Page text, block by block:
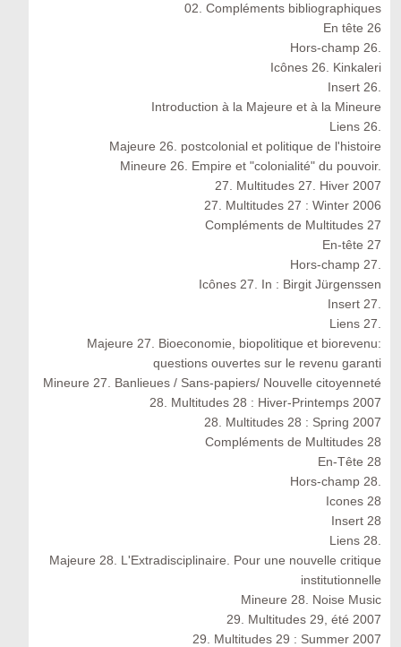
02. Compléments bibliographiques
En tête 26
Hors-champ 26.
Icônes 26. Kinkaleri
Insert 26.
Introduction à la Majeure et à la Mineure
Liens 26.
Majeure 26. postcolonial et politique de l'histoire
Mineure 26. Empire et "colonialité" du pouvoir.
27. Multitudes 27. Hiver 2007
27. Multitudes 27 : Winter 2006
Compléments de Multitudes 27
En-tête 27
Hors-champ 27.
Icônes 27. In : Birgit Jürgenssen
Insert 27.
Liens 27.
Majeure 27. Bioeconomie, biopolitique et biorevenu:
questions ouvertes sur le revenu garanti
Mineure 27. Banlieues / Sans-papiers/ Nouvelle citoyenneté
28. Multitudes 28 : Hiver-Printemps 2007
28. Multitudes 28 : Spring 2007
Compléments de Multitudes 28
En-Tête 28
Hors-champ 28.
Icones 28
Insert 28
Liens 28.
Majeure 28. L'Extradisciplinaire. Pour une nouvelle critique
institutionnelle
Mineure 28. Noise Music
29. Multitudes 29, été 2007
29. Multitudes 29 : Summer 2007